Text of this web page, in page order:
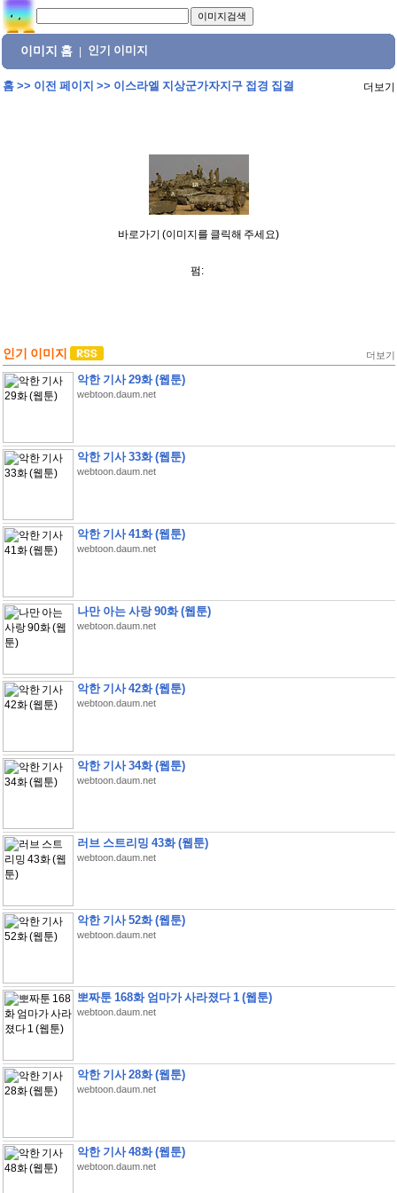
이미지 홈 인기 이미지
홈>> 이전 페이지 >> 이스라엘 지상군가자지구 접경 집결 더보기
바로가기 (이미지를 클릭해 주세요)
펌:
인기 이미지 더보기
악한 기사 29화 (웹툰)
webtoon.daum.net
악한 기사 33화 (웹툰)
webtoon.daum.net
악한 기사 41화 (웹툰)
webtoon.daum.net
나만 아는 사랑 90화 (웹툰)
webtoon.daum.net
악한 기사 42화 (웹툰)
webtoon.daum.net
악한 기사 34화 (웹툰)
webtoon.daum.net
러브 스트리밍 43화 (웹툰)
webtoon.daum.net
악한 기사 52화 (웹툰)
webtoon.daum.net
뽀짜툰 168화 엄마가 사라졌다 1 (웹툰)
webtoon.daum.net
악한 기사 28화 (웹툰)
webtoon.daum.net
악한 기사 48화 (웹툰)
webtoon.daum.net